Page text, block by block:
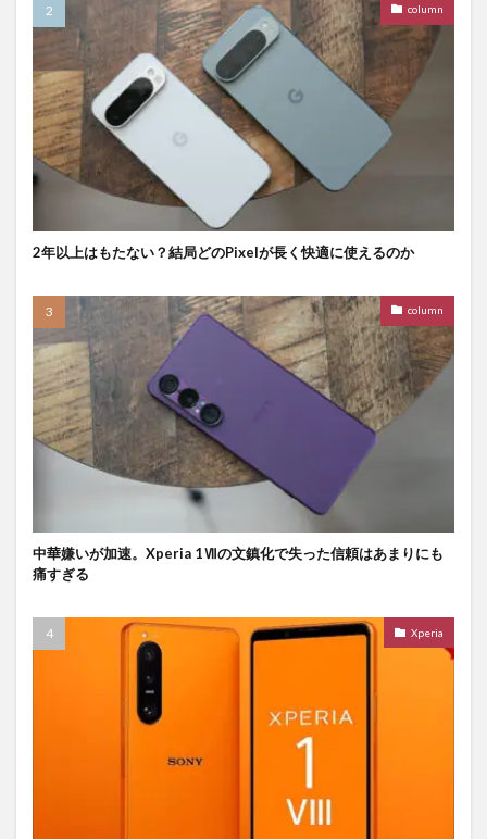
column
2年以上はもたない？結局どのPixelが長く快適に使えるのか
column
中華嫌いが加速。Xperia 1Ⅶの文鎮化で失った信頼はあまりにも
痛すぎる
Xperia